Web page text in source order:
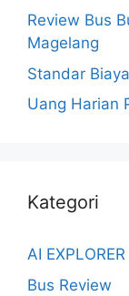
Review Bus
Magelang
Standar
Uang Harian
Kategori
AI EXPLORER
Bus Review